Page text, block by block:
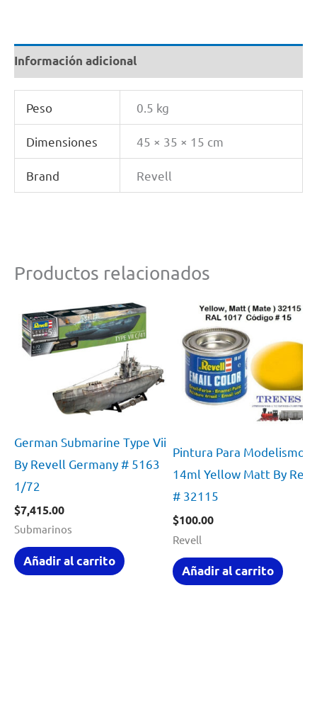
Información adicional
Peso 0.5 kg
Dimensiones 45 × 35 × 15 cm
Brand Revell
Productos relacionados
German Submarine Type Vii
By Revell Germany # 5163
1/72
$7,415.00
Submarinos
Añadir al carrito
Pintura Para Modelismo
14ml Yellow Matt By
# 32115
$100.00
Revell
Añadir al carrito